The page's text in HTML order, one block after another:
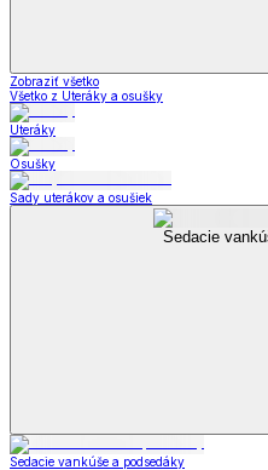
Zobraziť všetko
Všetko z Uteráky a osušky
Uteráky
Osušky
Sady uterákov a osušiek
Sedacie
Sedacie vankúše a podsedáky